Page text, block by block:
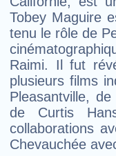
Tobey Maguire
tenu le rôle de
Raimi. Il fut
plusieurs films
Pleasantville,
de Curtis
collaborations
Chevauchée